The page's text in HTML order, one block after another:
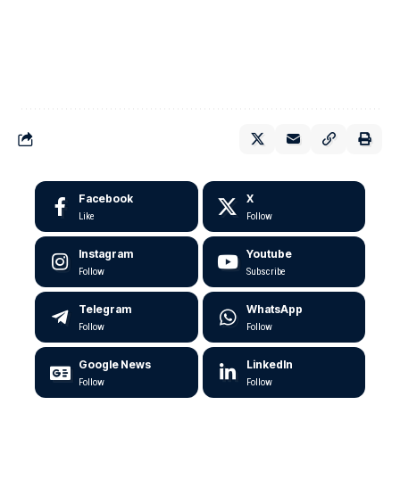
Facebook
Like
X
Follow
Instagram
Follow
Youtube
Subscribe
Telegram
Follow
WhatsApp
Follow
Google News
Follow
LinkedIn
Follow